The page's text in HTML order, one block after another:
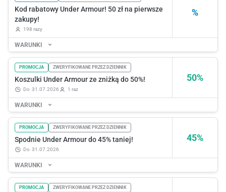
%
Kod rabatowy Under Armour! 50 zł na pierwsze
zakupy!
198 razy
WARUNKI
50%
PROMOCJA ZWERYFIKOWANE PRZEZ DZIENNIK
Koszulki Under Armour ze zniżką do 50%!
do 31.07.2026 1 raz
WARUNKI
45%
PROMOCJA ZWERYFIKOWANE PRZEZ DZIENNIK
Spodnie Under Armour do 45% taniej!
do 31.07.2026
WARUNKI
PROMOCJA ZWERYFIKOWANE PRZEZ DZIENNIK